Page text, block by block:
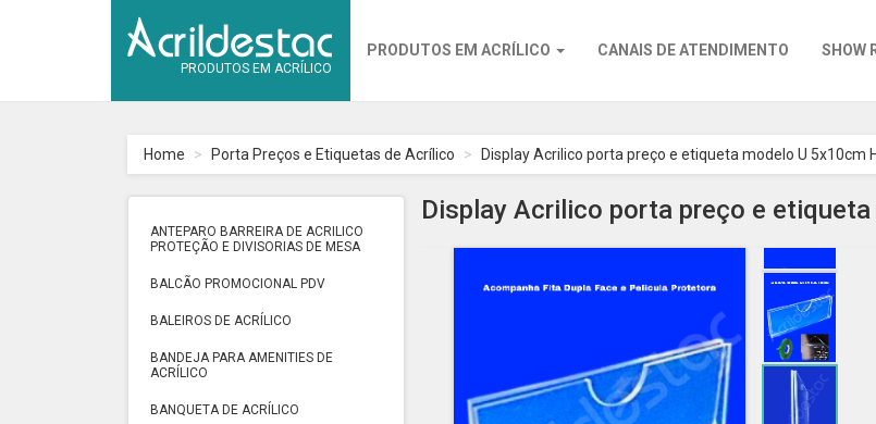
PRODUTOS EM ACRÍLICO
PRODUTOS EM ACRÍLICO CANAIS DE ATENDIMENTO SHOW
Home Porta Preços e Etiquetas de Acrílico Display Acrilico porta preço e etiqueta modelo U 5x10cm
ANTEPARO BARREIRA DE ACRILICO
PROTEÇÃO E DIVISORIAS DE MESA
BALCÃO PROMOCIONAL PDV
BALEIROS DE ACRÍLICO
BANDEJA PARA AMENITIES DE
ACRÍLICO
BANQUETA DE ACRÍLICO
Display Acrilico porta preço e